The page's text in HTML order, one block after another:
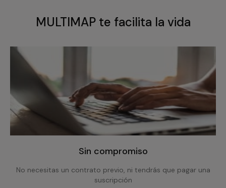
MULTIMAP te facilita la vida
Sin compromiso
No necesitas un contrato previo, ni tendrás que pagar una
suscripción